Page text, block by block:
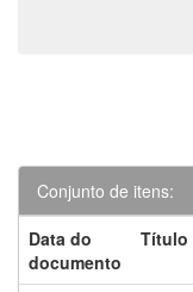
Conjunto de itens:
Data do
documento
Título